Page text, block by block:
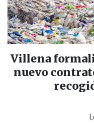
Villena
nuevo